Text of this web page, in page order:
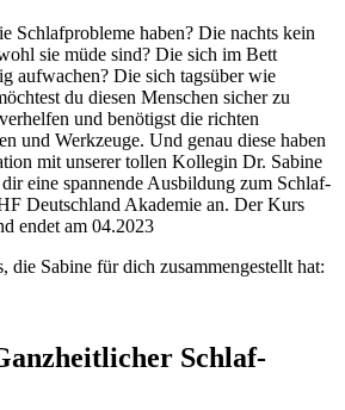
Schlafprobleme haben? Die nachts kein
sie müde sind? Die sich im Bett
aufwachen? Die sich tagsüber wie
du diesen Menschen sicher zu
und benötigst die richten
und Werkzeuge. Und genau diese haben
mit unserer tollen Kollegin Dr. Sabine
eine spannende Ausbildung zum Schlaf-
Deutschland Akademie an. Der Kurs
endet am 04.2023
die Sabine für dich zusammengestellt hat:
Schlaf-